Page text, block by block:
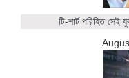
টি-শার্ট পরিহিত